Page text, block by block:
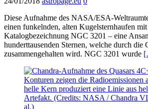
Diese Aufnahme des NASA/ESA-
einen funkelnden, alten Kugelsternhaufen
Katalogbezeichnung NGC 3201 – eine
hunderttausenden Sternen, welche durch die
zusammengehalten wird. NGC 3201 wurde